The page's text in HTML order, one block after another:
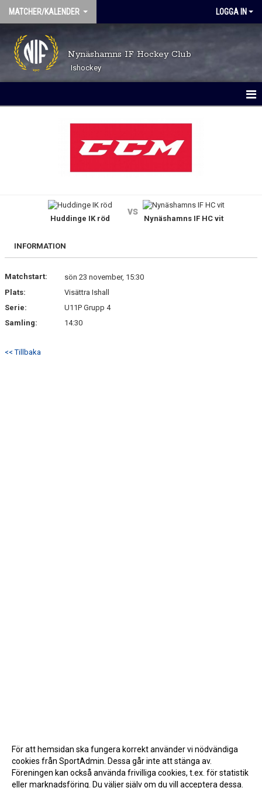
MATCHER/KALENDER LOGGA IN
Nynäshamns IF Hockey Club
Ishockey
Huddinge IK röd
vs
Nynäshamns IF HC vit
INFORMATION
Matchstart:
sön 23 november, 15:30
Plats:
Visättra Ishall
Serie:
U11P Grupp 4
Samling:
14:30
<< Tillbaka
För att hemsidan ska fungera korrekt använder vi nödvändiga
cookies från SportAdmin. Dessa går inte att stänga av.
Föreningen kan också använda frivilliga cookies, t.ex. för statistik
eller marknadsföring. Du väljer själv om du vill acceptera dessa.